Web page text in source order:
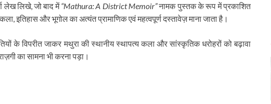
लेख लिखे, जो बाद में“Mathura: A District Memoir”नामक पुस्तक के रूप में प्रकाशित
इतिहास और भूगोल का अत्यंत प्रामाणिक एवं महत्वपूर्ण दस्तावेज़ माना जाता है।
के विपरीत जाकर मथुरा की स्थानीय स्थापत्य कला और सांस्कृतिक धरोहरों को बढ़ावा
का सामना भी करना पड़ा।